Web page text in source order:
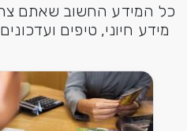
כל המידע החשוב שאתם
מידע חיוני, טיפים